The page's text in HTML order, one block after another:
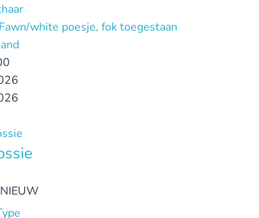
white poesje, fok toegestaan
NIEUW